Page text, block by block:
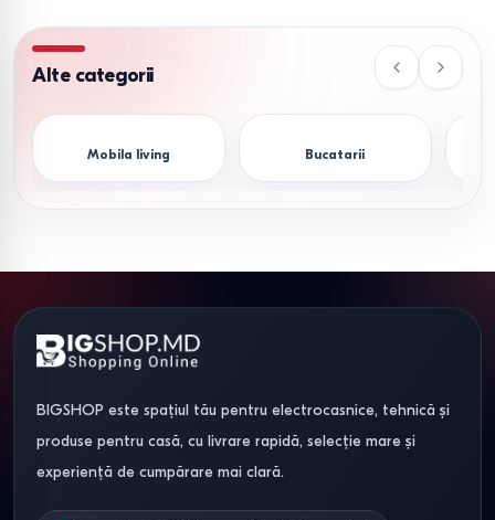
moderne sau stil industrial. Metalul vopsit electrostatic
previne coroziunea.
textile sau piele ecologică, selectate pentru rezistența la
frecare (cicluri Martindale ridicate).
Criterii de integrare în spațiu
Pentru a asigura confortul, recomandăm respectarea
Circulația.Lăsați minim 80 cm între marginea mesei și
Alte categorii
Mobila living Bucatarii
BIGSHOP este spațiul tău pentru electrocasnice, tehnică și
produse pentru casă, cu livrare rapidă, selecție mare și
experiență de cumpărare mai clară.